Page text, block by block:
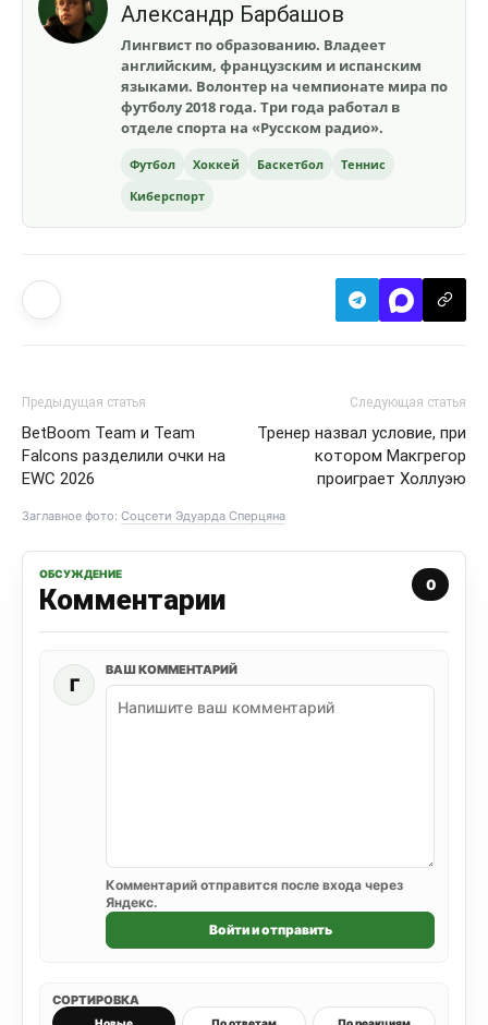
Александр Барбашов
Лингвист по образованию. Владеет
английским, французским и испанским
языками. Волонтер на чемпионате мира по
футболу 2018 года. Три года работал в
отделе спорта на «Русском радио».
Футбол Хоккей Баскетбол
Теннис
Киберспорт
Предыдущая статья
BetBoom Team и Team
Falcons разделили очки на
EWC 2026
Следующая статья
Тренер назвал условие, при
котором Макгрегор
проиграет Холлуэю
Заглавное фото: Соцсети Эдуарда Сперцяна
ОБСУЖДЕНИЕ
Комментарии 0
Г
ВАШ КОММЕНТАРИЙ
Комментарий отправится после входа через
Яндекс.
Войти и отправить
СОРТИРОВКА